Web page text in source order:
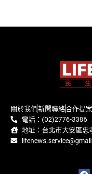
關於我們新聞聯絡合作提案
電話：(02)2776-3386
地址：台北市大安區忠